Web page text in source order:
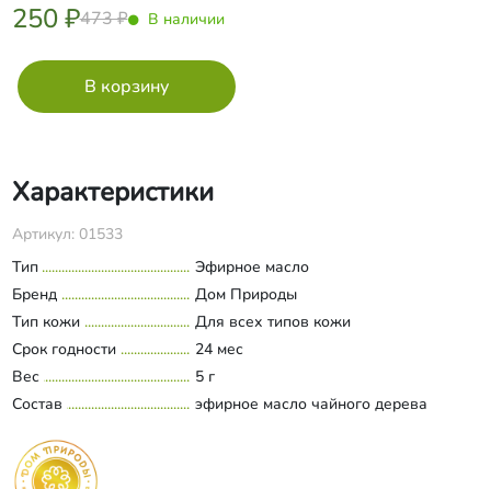
250 ₽473 ₽ В наличии
Характеристики
Артикул: 01533
Тип
Эфирное масло
Бренд
Дом Природы
Тип кожи
Для всех типов кожи
Срок годности
24 мес
Вес
5 г
Состав
эфирное масло чайного дерева